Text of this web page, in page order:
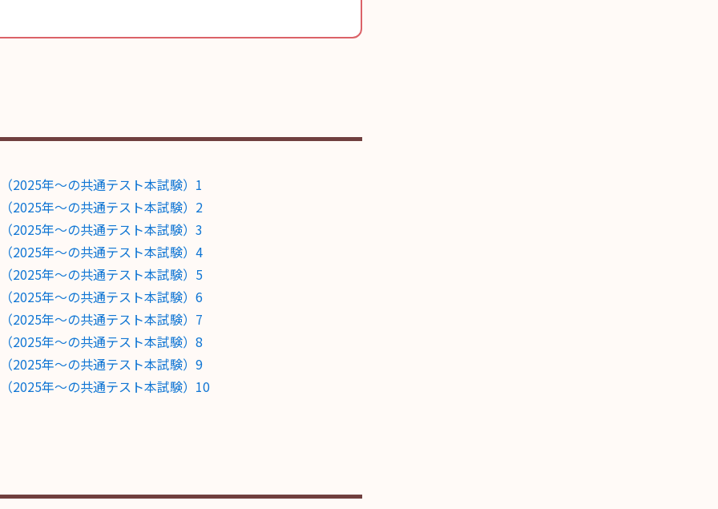
2025年〜の共通テスト本試験）1
2025年〜の共通テスト本試験）2
2025年〜の共通テスト本試験）3
2025年〜の共通テスト本試験）4
2025年〜の共通テスト本試験）5
2025年〜の共通テスト本試験）6
2025年〜の共通テスト本試験）7
2025年〜の共通テスト本試験）8
2025年〜の共通テスト本試験）9
2025年〜の共通テスト本試験）10